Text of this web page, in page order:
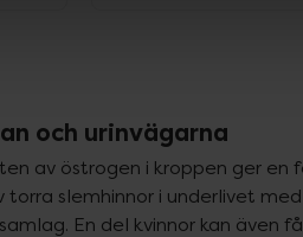
och urinvägarna
av östrogen i kroppen ger
torra slemhinnor i underlivet
En del kvinnor kan